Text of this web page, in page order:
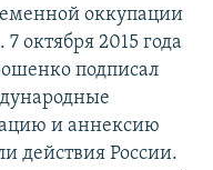
оккупации
октября 2015 года
подписал
и аннексию
действия России.